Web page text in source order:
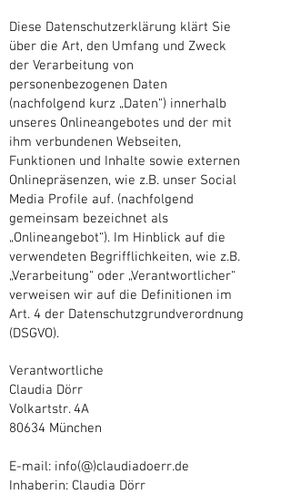
Diese Datenschutzerklärung klärt Sie
über die Art, den Umfang und Zweck
der Verarbeitung von
personenbezogenen Daten
(nachfolgend kurz „Daten“) innerhalb
unseres Onlineangebotes und der mit
ihm verbundenen Webseiten,
Funktionen und Inhalte sowie externen
Onlinepräsenzen, wie z.B. unser Social
Media Profile auf. (nachfolgend
gemeinsam bezeichnet als
„Onlineangebot“). Im Hinblick auf die
verwendeten Begrifflichkeiten, wie z.B.
„Verarbeitung“ oder „Verantwortlicher“
verweisen wir auf die Definitionen im
Art. 4 der Datenschutzgrundverordnung
(DSGVO).
Verantwortliche
Claudia Dörr
Volkartstr. 4A
80634 München
E-mail: info(@)claudiadoerr.de
Inhaberin: Claudia Dörr